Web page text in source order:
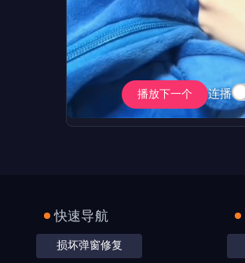
播放下一个 连播
快速导航
损坏弹窗修复